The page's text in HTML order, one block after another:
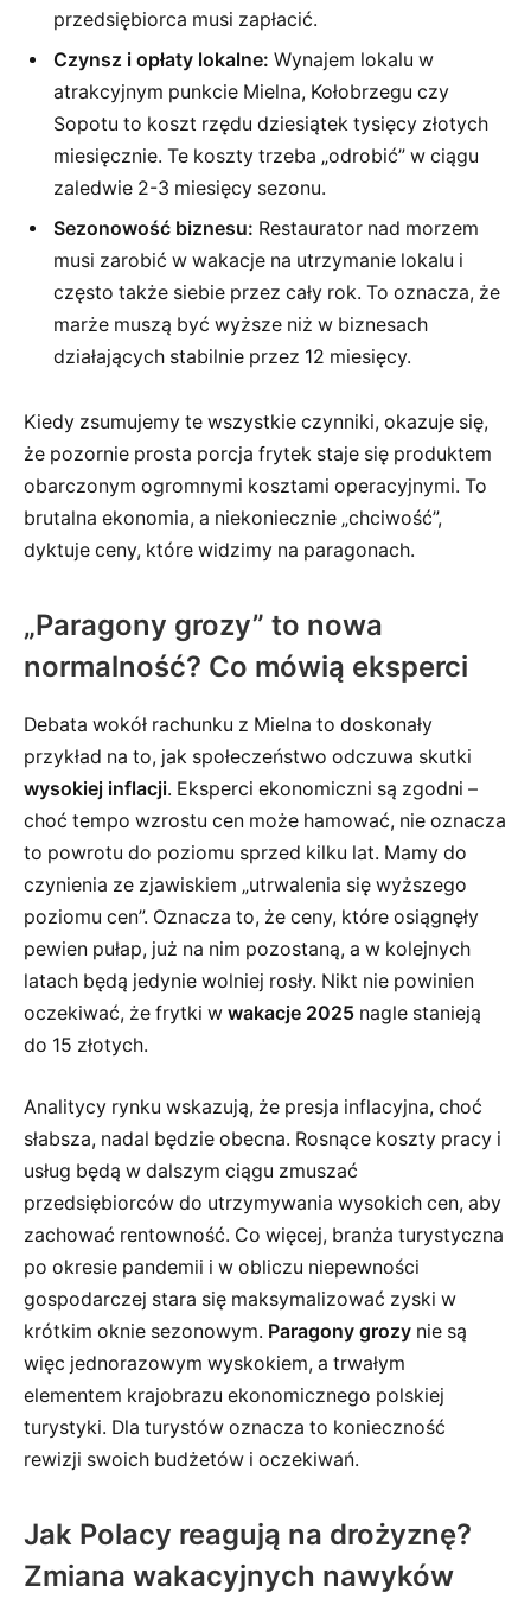
przedsiębiorca musi zapłacić.
Czynsz i opłaty lokalne: Wynajem lokalu w
atrakcyjnym punkcie Mielna, Kołobrzegu czy
Sopotu to koszt rzędu dziesiątek tysięcy złotych
miesięcznie. Te koszty trzeba „odrobić” w ciągu
zaledwie 2-3 miesięcy sezonu.
Sezonowość biznesu: Restaurator nad morzem
musi zarobić w wakacje na utrzymanie lokalu i
często także siebie przez cały rok. To oznacza, że
marże muszą być wyższe niż w biznesach
działających stabilnie przez 12 miesięcy.
Kiedy zsumujemy te wszystkie czynniki, okazuje się,
że pozornie prosta porcja frytek staje się produktem
obarczonym ogromnymi kosztami operacyjnymi. To
brutalna ekonomia, a niekoniecznie „chciwość”,
dyktuje ceny, które widzimy na paragonach.
„Paragony grozy” to nowa
normalność? Co mówią eksperci
Debata wokół rachunku z Mielna to doskonały
przykład na to, jak społeczeństwo odczuwa skutki
wysokiej inflacji. Eksperci ekonomiczni są zgodni –
choć tempo wzrostu cen może hamować, nie oznacza
to powrotu do poziomu sprzed kilku lat. Mamy do
czynienia ze zjawiskiem „utrwalenia się wyższego
poziomu cen”. Oznacza to, że ceny, które osiągnęły
pewien pułap, już na nim pozostaną, a w kolejnych
latach będą jedynie wolniej rosły. Nikt nie powinien
oczekiwać, że frytki w wakacje 2025 nagle stanieją
do 15 złotych.
Analitycy rynku wskazują, że presja inflacyjna, choć
słabsza, nadal będzie obecna. Rosnące koszty pracy i
usług będą w dalszym ciągu zmuszać
przedsiębiorców do utrzymywania wysokich cen, aby
zachować rentowność. Co więcej, branża turystyczna
po okresie pandemii i w obliczu niepewności
gospodarczej stara się maksymalizować zyski w
krótkim oknie sezonowym. Paragony grozy nie są
więc jednorazowym wyskokiem, a trwałym
elementem krajobrazu ekonomicznego polskiej
turystyki. Dla turystów oznacza to konieczność
rewizji swoich budżetów i oczekiwań.
Jak Polacy reagują na drożyznę?
Zmiana wakacyjnych nawyków